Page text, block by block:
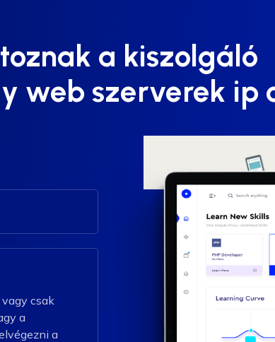
a kiszolgáló
web szerverek ip
csak
a
a